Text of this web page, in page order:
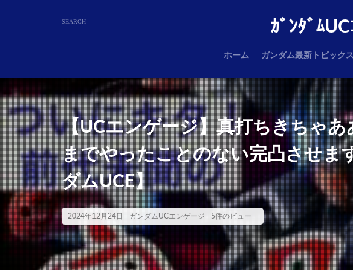
ｶﾞﾝﾀﾞﾑ
ホーム ガンダム最新トピックス
【UCエンゲージ】真打ちきちゃ
までやったことのない完凸させま
ダムUCE】
2024年12月24日 ガンダムUCエンゲージ 5件のビュー